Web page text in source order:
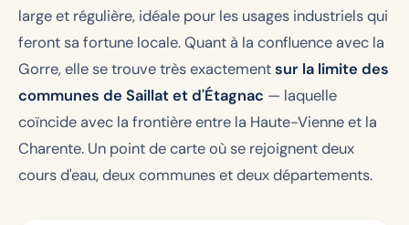
large et régulière, idéale pour les usages industriels qui
feront sa fortune locale. Quant à la confluence avec la
Gorre, elle se trouve très exactementsur la limite des
communes de Saillat et d'Étagnac — laquelle
coïncide avec la frontière entre la Haute-Vienne et la
Charente. Un point de carte où se rejoignent deux
cours d'eau, deux communes et deux départements.